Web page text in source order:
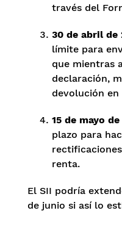
través del
30 de abril de
límite para
que mientras
declaración,
devolución en
15 de mayo
plazo para
renta.
El SII podría
de junio si así lo